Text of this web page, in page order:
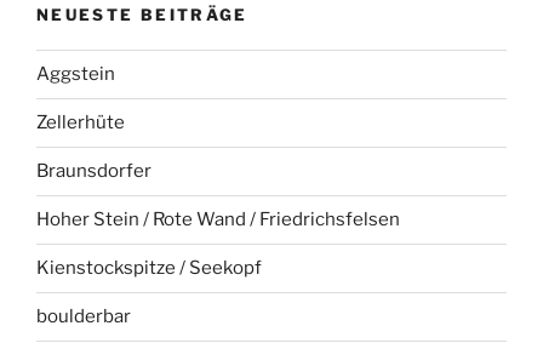
NEUESTE BEITRÄGE
Aggstein
Zellerhüte
Braunsdorfer
Hoher Stein / Rote Wand / Friedrichsfelsen
Kienstockspitze / Seekopf
boulderbar